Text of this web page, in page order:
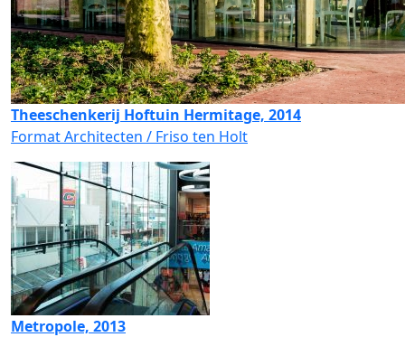
Theeschenkerij Hoftuin Hermitage, 2014
Format Architecten / Friso ten Holt
Metropole, 2013